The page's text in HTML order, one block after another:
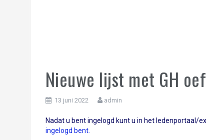
Nieuwe lijst met GH
13 juni 2022 admin
Nadat u bent ingelogd kunt u in het ledenportaal/
ingelogd bent.